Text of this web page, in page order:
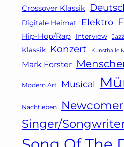
Crossover Klassik
Digitale Heimat Elektro
Hip-Hop/Rap Interview Jazz
Klassik Konzert Kunsthalle
Mark Forster
Modern Art Musical
Nachtleben Newcomer
Singer/